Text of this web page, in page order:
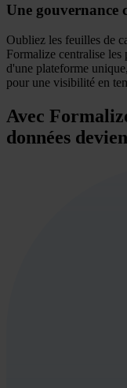
Une gouvernance
Oubliez les feuilles de
Formalize centralise les
d'une plateforme
pour une visibilité en
Avec
données